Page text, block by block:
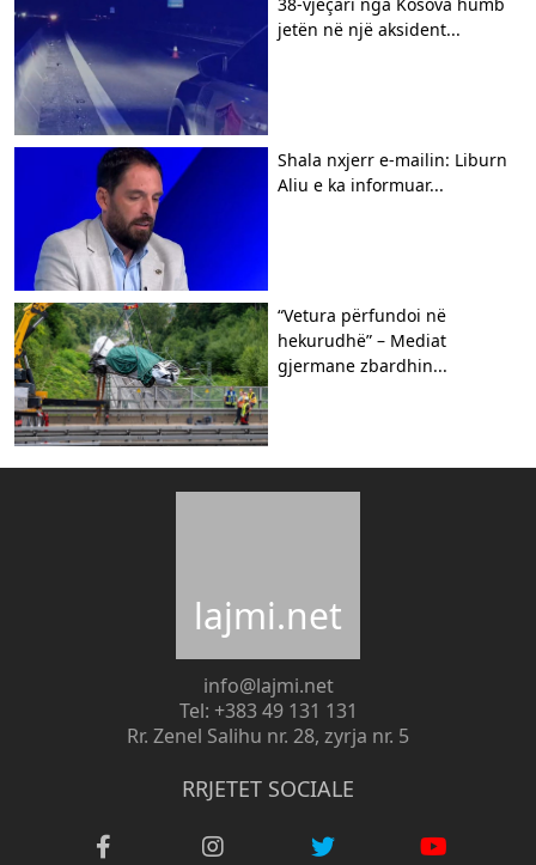
jetën në një aksident...
Shala nxjerr e-mailin: Liburn
Aliu e ka informuar...
“Vetura përfundoi në
hekurudhë” – Mediat
gjermane zbardhin...
lajmi.net
info@lajmi.net
Tel: +383 49 131 131
Rr. Zenel Salihu nr. 28, zyrja nr. 5
RRJETET SOCIALE